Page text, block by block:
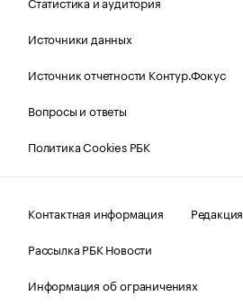
Источники данных
Источник отчетности Контур.Фокус
Вопросы и ответы
Политика Cookies РБК
Контактная информация
Редакция
Рассылка РБК Новости
Информация об ограничениях